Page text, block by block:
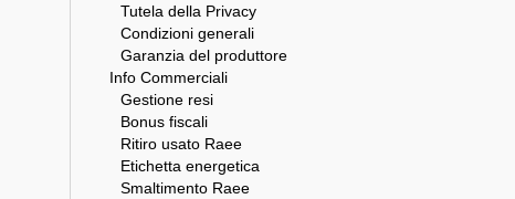
Tutela della Privacy
Condizioni generali
Garanzia del produttore
Info Commerciali
Gestione resi
Bonus fiscali
Ritiro usato Raee
Etichetta energetica
Smaltimento Raee